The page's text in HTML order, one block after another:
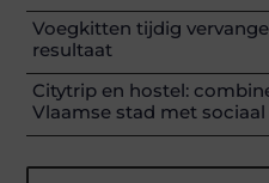
Voegkitten tijdig
resultaat
Citytrip en hostel:
Vlaamse stad met